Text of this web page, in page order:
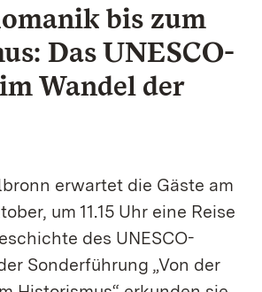
bis zum
Das UNESCO-
Wandel der
erwartet die Gäste am
um 11.15 Uhr eine Reise
des UNESCO-
Sonderführung „Von der